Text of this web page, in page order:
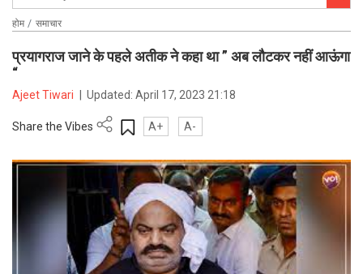
होम समाचार
प्रयागराज जाने के पहले अतीक ने कहा था ” अब लौटकर नहीं आऊंगा
“
Ajeet Tiwari Updated:April 17, 2023 21:18
Share the Vibes A+ A-